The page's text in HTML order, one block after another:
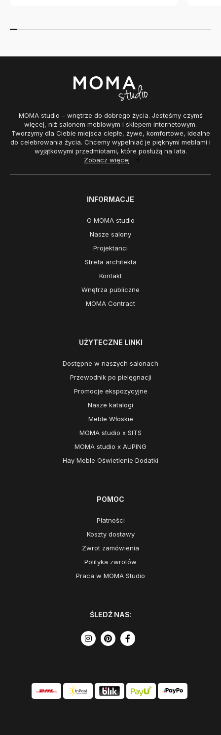
MOMA studio – wnętrze do dobrego życia. Jesteśmy czymś
więcej, niż salonem meblowym i sklepem internetowym.
Tworzymy dla Ciebie miejsca ciepłe, żywe, komfortowe, idealne
do celebrowania życia. Chcemy wypełniać je pięknymi meblami i
wyjątkowymi przedmiotami, które posłużą na lata.
Zobacz więcej
INFORMACJE
O MOMA studio
Nasze salony
Projektanci
Strefa architekta
Kontakt
Wnętrza publiczne
MOMA Contract
UŻYTECZNE LINKI
Dostępne w naszych salonach
Przewodnik po pielęgnacji
Promocje ekspozycyjne
Nasze katalogi
Meble Włoskie
MOMA studio x SITS
MOMA studio x AUPING
Hay Meble Oświetlenie Dodatki
POMOC
Płatności
Koszty dostawy
Zwrot zamówienia
Polityka zwrotów
Praca w MOMA Studio
ŚLEDŹ NAS: